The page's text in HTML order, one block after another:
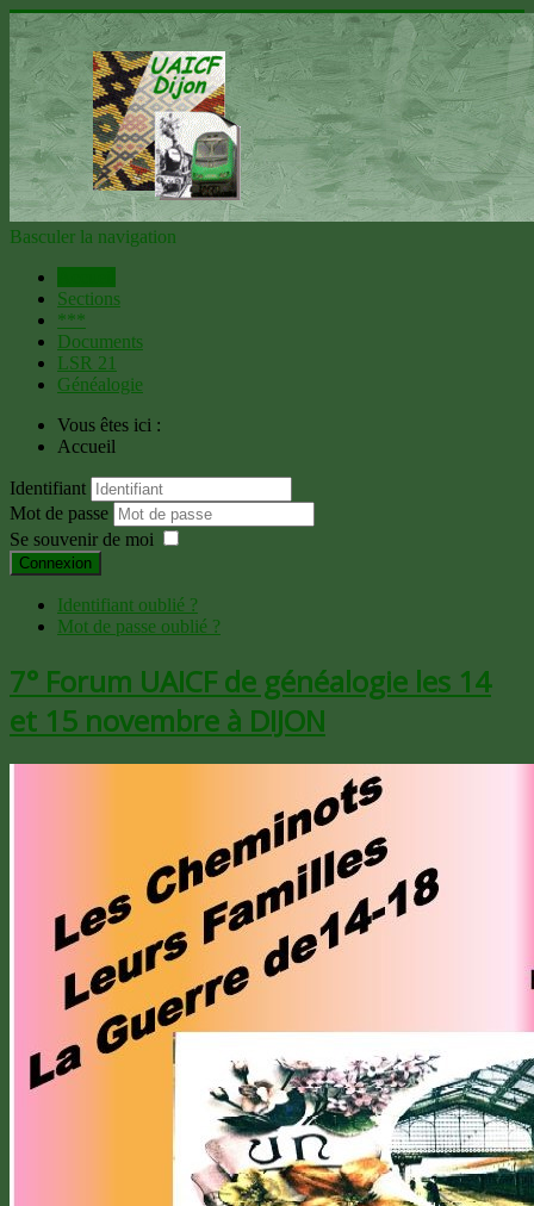
Basculer la navigation
Sections
***
Documents
LSR 21
Généalogie
Vous êtes ici :
Accueil
Identifiant
Mot de passe
Se souvenir de moi
Connexion
Identifiant oublié ?
Mot de passe oublié ?
7° Forum UAICF de généalogie les 14
et 15 novembre à DIJON